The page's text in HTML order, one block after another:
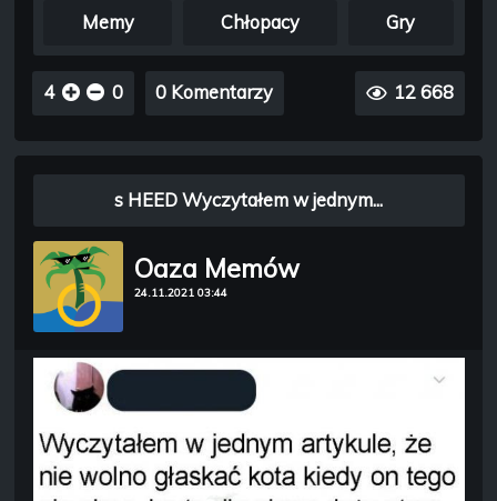
Memy Chłopacy Gry
4 0 0 Komentarzy 12 668
Oaza Memów
24.11.2021 03:44
s HEED Wyczytałem w jednym...